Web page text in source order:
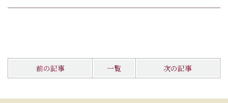
前の記事 一覧 次の記事